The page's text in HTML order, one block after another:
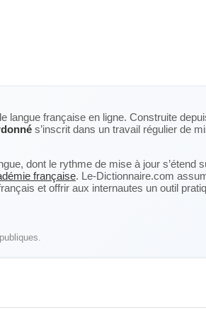
langue française en ligne. Construite
s’inscrit dans un travail régulier de
dont le rythme de mise à jour s’étend
française. Le-Dictionnaire.com
et offrir aux internautes un outil